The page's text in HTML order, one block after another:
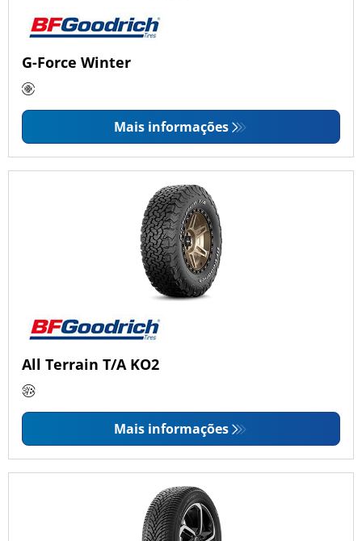
G-Force Winter
Mais informações
All Terrain T/A KO2
Mais informações